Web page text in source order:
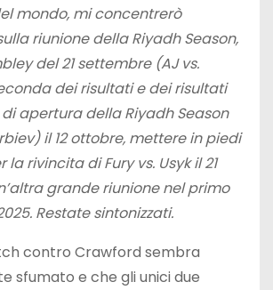
mondo, mi concentrerò
riunione della Riyadh Season,
del 21 settembre (AJ vs.
dei risultati e dei risultati
apertura della Riyadh Season
il 12 ottobre, mettere in piedi
rivincita di Fury vs. Usyk il 21
grande riunione nel primo
Restate sintonizzati.
contro Crawford sembra
sfumato e che gli unici due